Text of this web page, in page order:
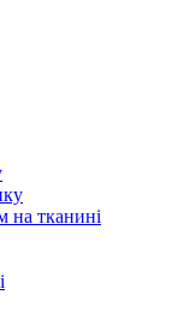
на тканині